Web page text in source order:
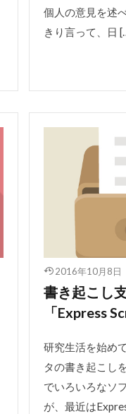
個人の意見を述
きり言って、日
2016年10月8日
書き起こし
「Express
研究生活を始め
タの書き起こし
でいろいろなソ
が、最近は